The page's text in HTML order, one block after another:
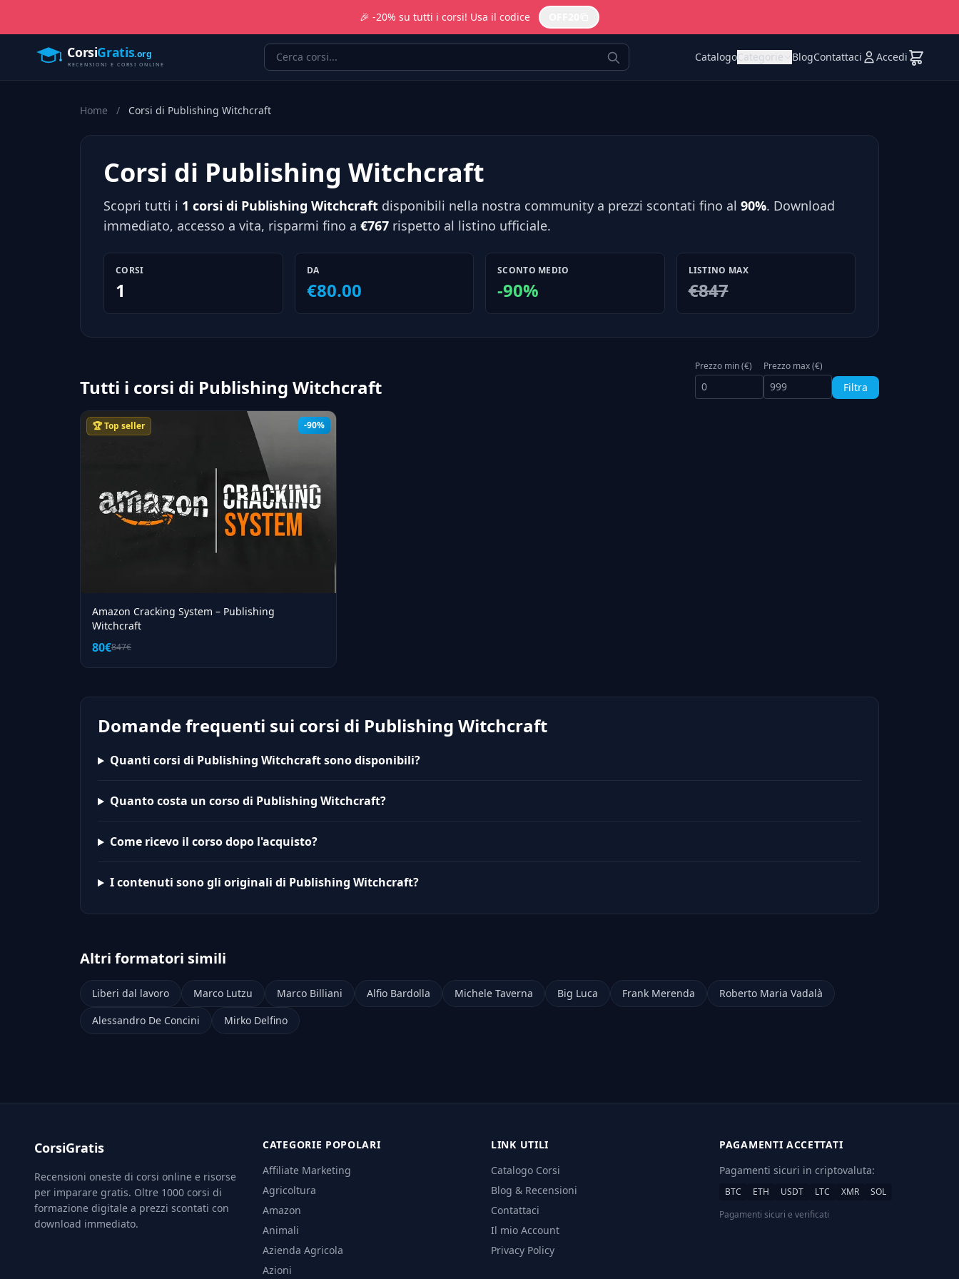
🎉 -20% su tutti i corsi! Usa il codice
CatalogoCategorie BlogContattaci Accedi
Home / Corsi di Publishing Witchcraft
Corsi di Publishing Witchcraft
Scopri tutti i 1 corsi di Publishing Witchcraft disponibili nella nostra community a prezzi scontati fino al 90%. Download
immediato, accesso a vita, risparmi fino a €767 rispetto al listino ufficiale.
CORSI
1
DA
€80.00
SCONTO MEDIO
-90%
LISTINO MAX
€847
Tutti i corsi di Publishing Witchcraft
Prezzo min (€) Prezzo max (€)
Filtra
-90%
🏆 Top seller
Amazon Cracking System – Publishing
Witchcraft
80€847€
Domande frequenti sui corsi di Publishing Witchcraft
Quanti corsi di Publishing Witchcraft sono disponibili?
Quanto costa un corso di Publishing Witchcraft?
Come ricevo il corso dopo l'acquisto?
I contenuti sono gli originali di Publishing Witchcraft?
Altri formatori simili
Liberi dal lavoro Marco Lutzu Marco Billiani Alfio Bardolla Michele Taverna Big Luca Frank Merenda
Roberto Maria Vadalà
Alessandro De Concini
Mirko Delfino
CorsiGratis
Recensioni oneste di corsi online e risorse
per imparare gratis. Oltre 1000 corsi di
formazione digitale a prezzi scontati con
download immediato.
CATEGORIE POPOLARI
Affiliate Marketing
Agricoltura
Amazon
Animali
Azienda Agricola
Azioni
LINK UTILI
Catalogo Corsi
Blog & Recensioni
Contattaci
Il mio Account
Privacy Policy
PAGAMENTI ACCETTATI
Pagamenti sicuri in criptovaluta:
BTC ETH USDT LTC XMR
SOL
Pagamenti sicuri e verificati